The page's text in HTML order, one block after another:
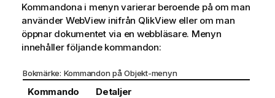
Kommandona i menyn varierar beroende på om man
använder WebView inifrån QlikView eller om man
öppnar dokumentet via en webbläsare. Menyn
innehåller följande kommandon:
Bokmärke: Kommandon på Objekt-menyn
Kommando Detaljer